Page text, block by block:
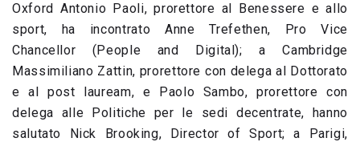
Oxford Antonio Paoli, prorettore al Benessere e allo
sport, ha incontrato Anne Trefethen, Pro Vice
Chancellor (People and Digital); a Cambridge
Massimiliano Zattin, prorettore con delega al Dottorato
e al post lauream, e Paolo Sambo, prorettore con
delega alle Politiche per le sedi decentrate, hanno
salutato Nick Brooking, Director of Sport; a Parigi,